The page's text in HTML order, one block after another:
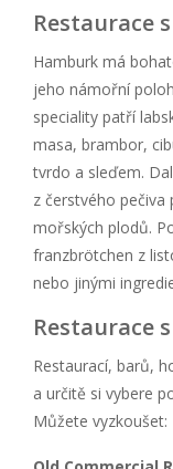
Restaurace
Hamburk má
jeho námořní
speciality patří
masa, brambor,
tvrdo a sleďem.
z čerstvého pečiva
mořských plodů.
franzbrötchen z
nebo jinými
Restaurace
Restaurací, barů,
a určitě si vybere
Můžete vyzkoušet: